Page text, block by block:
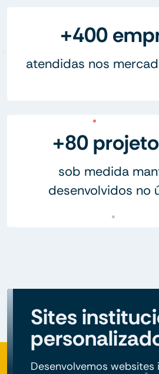
+400
atendidas nos
+80
sob medida
desenvolvidos no
Sites
Desenvolvemos websites